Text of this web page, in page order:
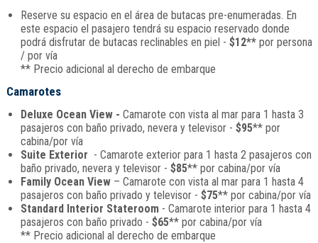
Reserve su espacio en el área de butacas pre-enumeradas. En
este espacio el pasajero tendrá su espacio reservado donde
podrá disfrutar de butacas reclinables en piel - $12**por persona
/ por vía
** Precio adicional al derecho de embarque
Camarotes
Deluxe Ocean View - Camarote con vista al mar para 1 hasta 3
pasajeros con baño privado, nevera y televisor - $95** por
cabina/por vía
Suite Exterior - Camarote exterior para 1 hasta 2 pasajeros con
baño privado, nevera y televisor - $85** por cabina/por vía
Family Ocean View– Camarote con vista al mar para 1 hasta 4
pasajeros con baño privado y televisor - $75** por cabina/por vía
Standard Interior Stateroom- Camarote interior para 1 hasta 4
pasajeros con baño privado - $65** por cabina/por vía
** Precio adicional al derecho de embarque